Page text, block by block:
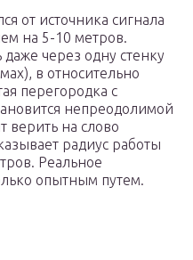
от источника сигнала
на 5-10 метров.
через одну стенку
в относительно
перегородка с
непреодолимой
верить на слово
радиус работы
Реальное
опытным путем.